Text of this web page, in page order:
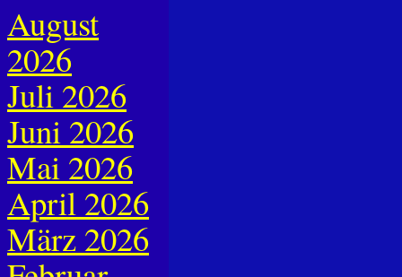
August
2026
Juli 2026
Juni 2026
Mai 2026
April 2026
März 2026